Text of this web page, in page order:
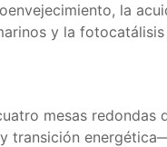
la
y la
mesas
transición